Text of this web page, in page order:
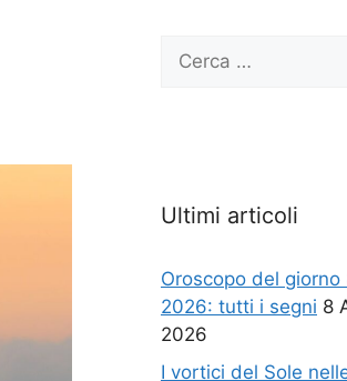
Ricerca
Ultimi articoli
Oroscopo del giorno
2026: tutti i segni 8
2026
I vortici del Sole